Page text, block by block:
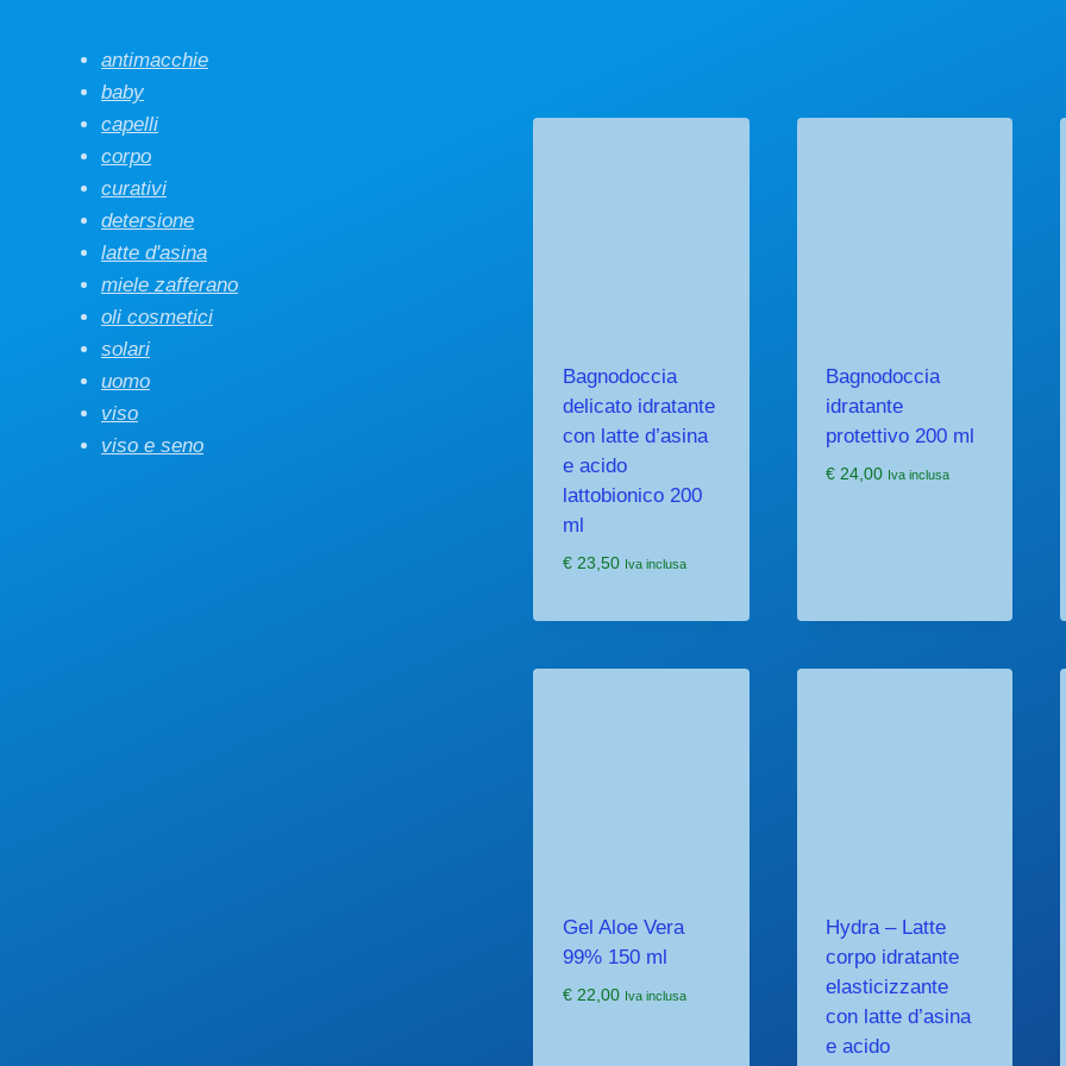
Bagnodoccia
delicato idratante
con latte d’asina
e acido
lattobionico 200
ml
€23,50 Iva inclusa
Bagnodoccia
idratante
protettivo 200 ml
€ 24,00 Iva inclusa
Gel Aloe Vera
99% 150 ml
€22,00 Iva inclusa
Hydra – Latte
corpo idratante
elasticizzante
con latte d’asina
e acido
antimacchie
baby
capelli
corpo
curativi
detersione
latte d'asina
miele zafferano
oli cosmetici
solari
uomo
viso
viso e seno